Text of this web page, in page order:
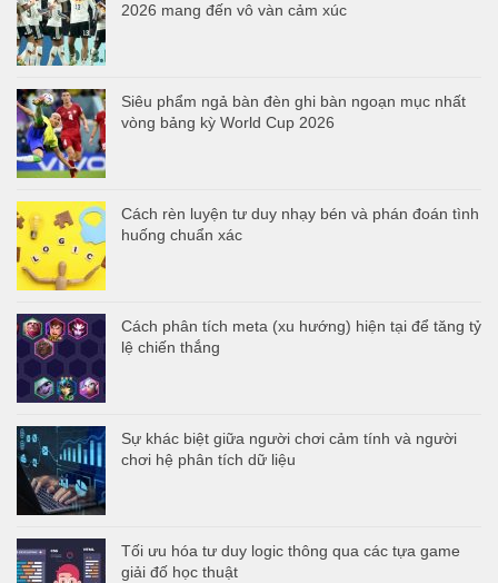
2026 mang đến vô vàn cảm xúc
Siêu phẩm ngả bàn đèn ghi bàn ngoạn mục nhất
vòng bảng kỳ World Cup 2026
Cách rèn luyện tư duy nhạy bén và phán đoán tình
huống chuẩn xác
Cách phân tích meta (xu hướng) hiện tại để tăng tỷ
lệ chiến thắng
Sự khác biệt giữa người chơi cảm tính và người
chơi hệ phân tích dữ liệu
Tối ưu hóa tư duy logic thông qua các tựa game
giải đố học thuật